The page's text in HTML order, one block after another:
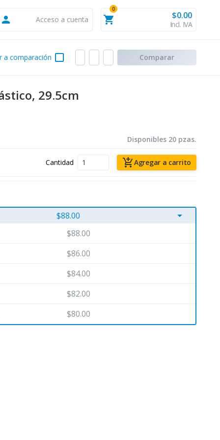
person Acceso a cuenta shopping_cart
0
$0.00
Incl. IVA
check_box_outline_blank
a comparación Comparar
29.5cm
Disponibles 20 pzas.
Cantidad add_shopping_cartAgregar a carrito
arrow_drop_down
$88.00
$88.00
$86.00
$84.00
$82.00
$80.00